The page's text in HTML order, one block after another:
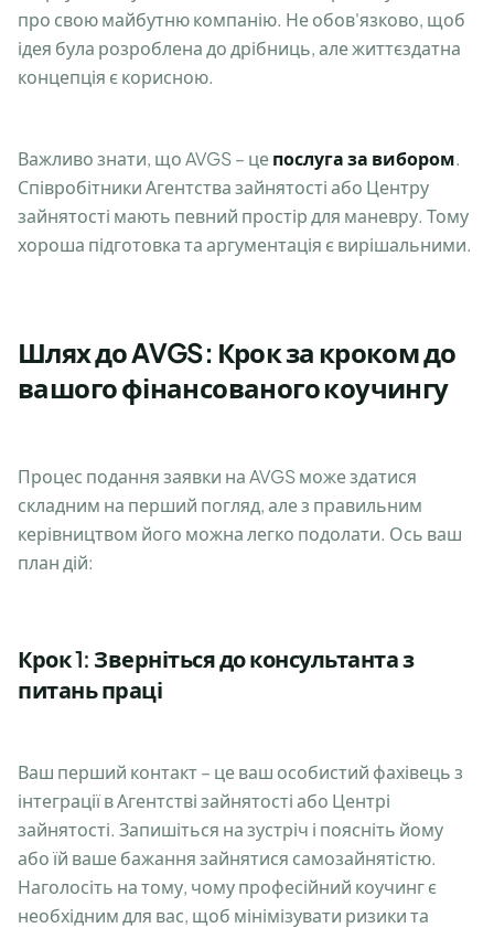
про свою майбутню компанію. Не обов'язково, щоб
ідея була розроблена до дрібниць, але життєздатна
концепція є корисною.
Важливо знати, що AVGS – цепослуга за вибором.
Співробітники Агентства зайнятості або Центру
зайнятості мають певний простір для маневру. Тому
хороша підготовка та аргументація є вирішальними.
Шлях до AVGS: Крок за кроком до
вашого фінансованого коучингу
Процес подання заявки на AVGS може здатися
складним на перший погляд, але з правильним
керівництвом його можна легко подолати. Ось ваш
план дій:
Крок 1: Зверніться до консультанта з
питань праці
Ваш перший контакт – це ваш особистий фахівець з
інтеграції в Агентстві зайнятості або Центрі
зайнятості. Запишіться на зустріч і поясніть йому
або їй ваше бажання зайнятися самозайнятістю.
Наголосіть на тому, чому професійний коучинг є
необхідним для вас, щоб мінімізувати ризики та